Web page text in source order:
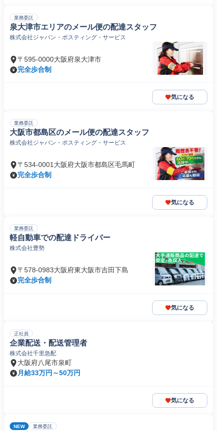
業務委託
泉大津市エリアのメール便の配達スタッフ
株式会社ジャパン・ポスティング・サービス
〒595-0000大阪府泉大津市
完全歩合制
気になる
業務委託
大阪市都島区のメール便の配達スタッフ
株式会社ジャパン・ポスティング・サービス
〒534-0001大阪府大阪市都島区毛馬町
完全歩合制
気になる
業務委託
軽自動車での配達ドライバー
株式会社豊勢
〒578-0983大阪府東大阪市吉田下島
完全歩合制
気になる
正社員
企業配送・配送管理者
株式会社千里急配
大阪府八尾市泉町
月給33万円～50万円
気になる
NEW 業務委託